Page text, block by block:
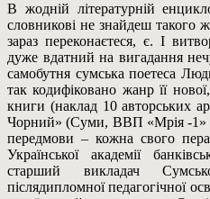
В жодній літературній
словникові не знайдеш такого
зараз переконаєтеся, є. І
дуже вдатний на вигадання
самобутня сумська поетеса
так кодифіковано жанр її
книги (наклад 10 авторських
Чорний» (Суми, ВВП «Мрія -1»
передмови – кожна свого
Української академії
старший викладач
післядипломної педагогічної